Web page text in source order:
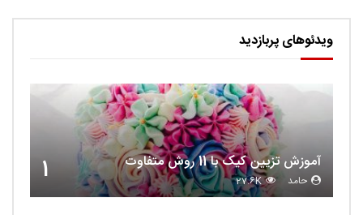
ویدئوهای پربازدید
1 آموزش تزیین کیک با 11 روش متفاوت
حامد 27.6K